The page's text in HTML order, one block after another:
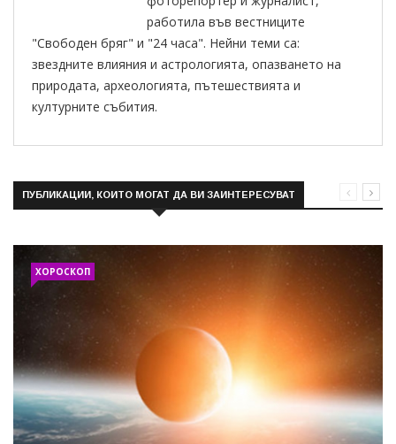
работила във вестниците
"Свободен бряг" и "24 часа". Нейни теми са:
звездните влияния и астрологията, опазването на
природата, археологията, пътешествията и
културните събития.
ПУБЛИКАЦИИ, КОИТО МОГАТ ДА ВИ ЗАИНТЕРЕСУВАТ
ХОРОСКОП